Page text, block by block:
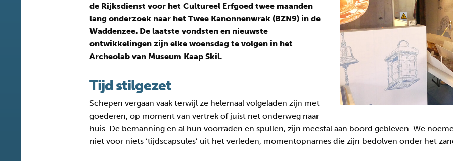
de Rijksdienst voor het Cultureel Erfgoed twee maanden
lang onderzoek naar het Twee Kanonnenwrak (BZN9) in de
Waddenzee. De laatste vondsten en nieuwste
ontwikkelingen zijn elke woensdag te volgen in het
Archeolab van Museum Kaap Skil.
Tijd stilgezet
Schepen vergaan vaak terwijl ze helemaal volgeladen zijn met
goederen, op moment van vertrek of juist net onderweg naar
huis. De bemanning en al hun voorraden en spullen, zijn meestal aan boord gebleven. We
niet voor niets ‘tijdscapsules’ uit het verleden, momentopnames die zijn bedolven onder het